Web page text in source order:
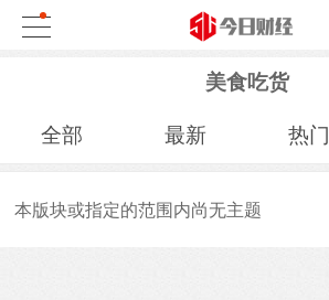
美食吃货
全部 最新 热门
本版块或指定的范围内尚无主题